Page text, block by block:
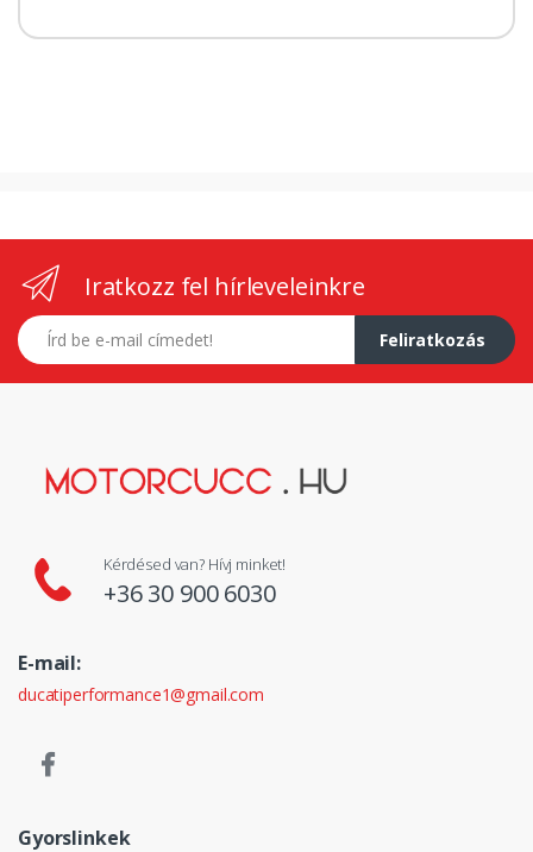
Iratkozz fel hírleveleinkre
E-mail címed
Feliratkozás
Kérdésed van? Hívj minket!
+36 30 900 6030
E-mail:
ducatiperformance1@gmail.com
Gyorslinkek